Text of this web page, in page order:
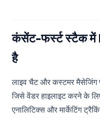
कंसेंट-फर्स्ट स्टैक में
है
लाइव चैट और कस्टमर मैसेजिंग
जिसे वेंडर हाइलाइट करने के
एनालिटिक्स और मार्केटिंग